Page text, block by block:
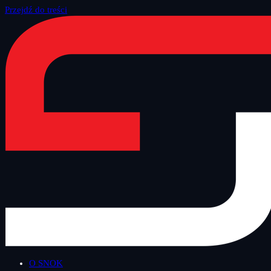
Przejdź do treści
O SNOK
Strona główna